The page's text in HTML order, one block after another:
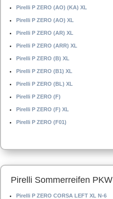
Pirelli P ZERO (AO) (KA) XL
Pirelli P ZERO (AO) XL
Pirelli P ZERO (AR) XL
Pirelli P ZERO (ARR) XL
Pirelli P ZERO (B) XL
Pirelli P ZERO (B1) XL
Pirelli P ZERO (BL) XL
Pirelli P ZERO (F)
Pirelli P ZERO (F) XL
Pirelli P ZERO (F01)
Pirelli Sommerreifen PKW
Pirelli P ZERO CORSA LEFT XL N-6